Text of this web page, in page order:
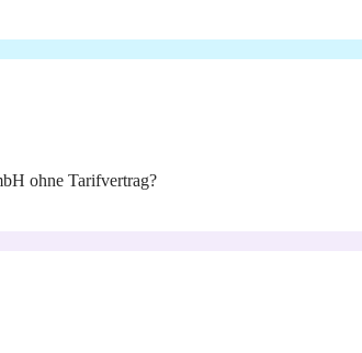
ohne Tarifvertrag?